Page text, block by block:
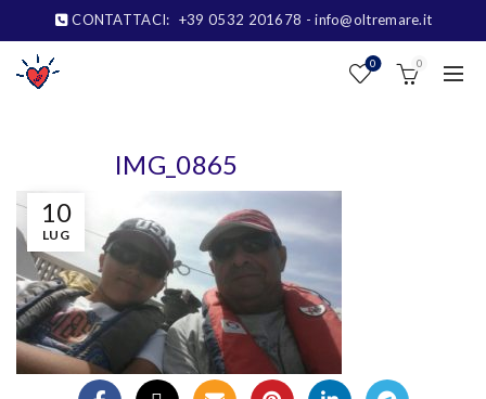
CONTATTACI: +39 0532 201678 - info@oltremare.it
0 0
10
LUG
IMG_0865